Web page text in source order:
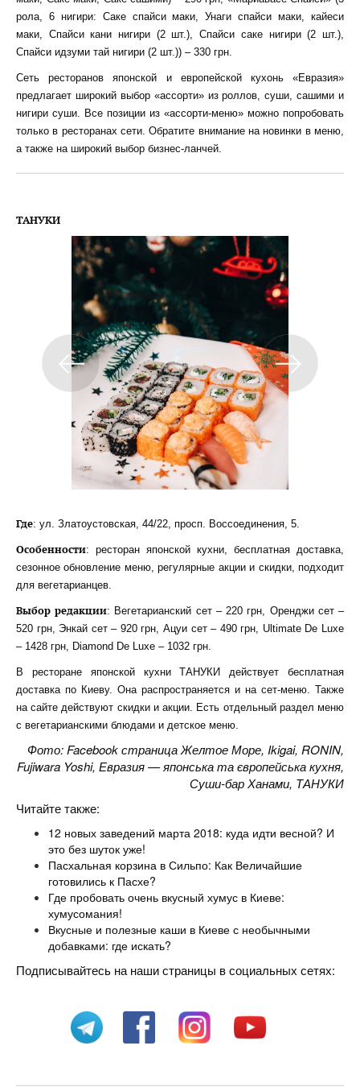
рола, 6 нигири: Саке спайси маки, Унаги спайси маки, кайеси
маки, Спайси кани нигири (2 шт.), Спайси саке нигири (2 шт.),
Спайси идзуми тай нигири (2 шт.)) – 330 грн.
Сеть ресторанов японской и европейской кухонь «Евразия»
предлагает широкий выбор «ассорти» из роллов, суши, сашими и
нигири суши. Все позиции из «ассорти-меню» можно попробовать
только в ресторанах сети. Обратите внимание на новинки в меню,
а также на широкий выбор бизнес-ланчей.
ТАНУКИ
Где: ул. Златоустовская, 44/22, просп. Воссоединения, 5.
Особенности: ресторан японской кухни, бесплатная доставка,
сезонное обновление меню, регулярные акции и скидки, подходит
для вегетарианцев.
Выбор редакции: Вегетарианский сет – 220 грн, Оренджи сет –
520 грн, Энкай сет – 920 грн, Ацуи сет – 490 грн, Ultimate De Luxe
– 1428 грн, Diamond De Luxe – 1032 грн.
В ресторане японской кухни ТАНУКИ действует бесплатная
доставка по Киеву. Она распространяется и на сет-меню. Также
на сайте действуют скидки и акции. Есть отдельный раздел меню
с вегетарианскими блюдами и детское меню.
Фото: Facebook страница Желтое Море, Ikigai, RONIN,
Fujiwara Yoshi, Евразия — японська та європейська кухня,
Суши-бар Ханами, ТАНУКИ
Читайте также:
12 новых заведений марта 2018: куда идти весной? И
это без шуток уже!
Пасхальная корзина в Сильпо: Как Величайшие
готовились к Пасхе?
Где пробовать очень вкусный хумус в Киеве:
хумусомания!
Вкусные и полезные каши в Киеве с необычными
добавками: где искать?
Подписывайтесь на наши страницы в социальных сетях: